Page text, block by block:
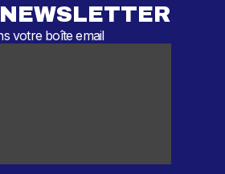
votre boîte email